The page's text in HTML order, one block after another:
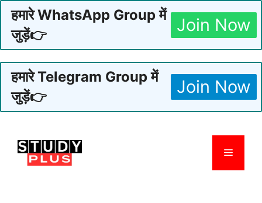
हमारे WhatsApp Group में
जुड़ें👉
Join Now
हमारे Telegram Group में
जुड़ें👉
Join Now
content
Menu